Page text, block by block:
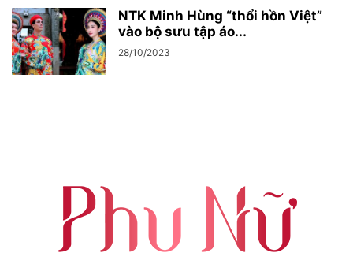
NTK Minh Hùng “thổi hồn Việt”
vào bộ sưu tập áo...
28/10/2023